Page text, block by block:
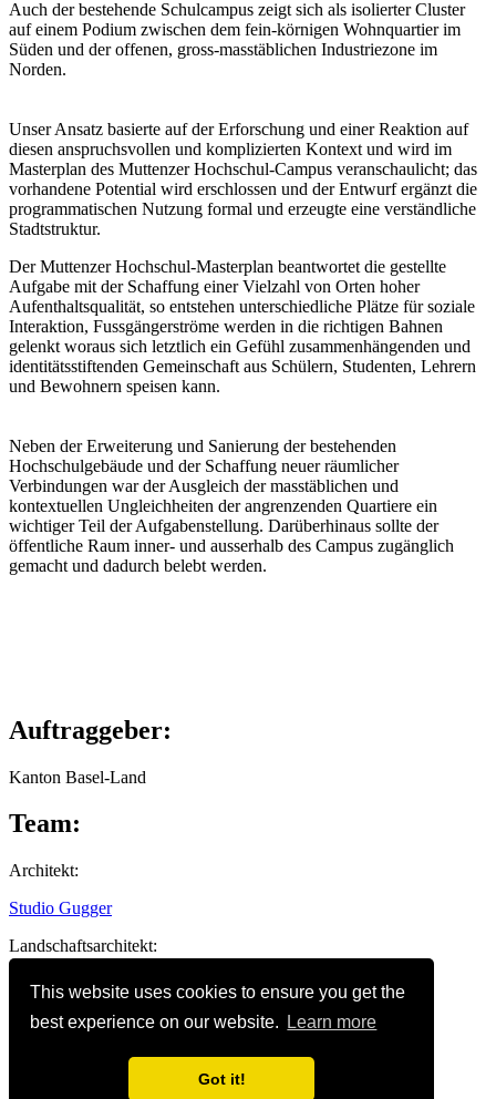
This website uses cookies to ensure you get the
best experience on our website.
Learn more
Got it!
Auch der bestehende Schulcampus zeigt sich als isolierter Cluster
auf einem Podium zwischen dem fein-körnigen Wohnquartier im
Süden und der offenen, gross-masstäblichen Industriezone im
Norden.
Unser Ansatz basierte auf der Erforschung und einer Reaktion auf
diesen anspruchsvollen und komplizierten Kontext und wird im
Masterplan des Muttenzer Hochschul-Campus veranschaulicht; das
vorhandene Potential wird erschlossen und der Entwurf ergänzt die
programmatischen Nutzung formal und erzeugte eine verständliche
Stadtstruktur.
Der Muttenzer Hochschul-Masterplan beantwortet die gestellte
Aufgabe mit der Schaffung einer Vielzahl von Orten hoher
Aufenthaltsqualität, so entstehen unterschiedliche Plätze für soziale
Interaktion, Fussgängerströme werden in die richtigen Bahnen
gelenkt woraus sich letztlich ein Gefühl zusammenhängenden und
identitätsstiftenden Gemeinschaft aus Schülern, Studenten, Lehrern
und Bewohnern speisen kann.
Neben der Erweiterung und Sanierung der bestehenden
Hochschulgebäude und der Schaffung neuer räumlicher
Verbindungen war der Ausgleich der masstäblichen und
kontextuellen Ungleichheiten der angrenzenden Quartiere ein
wichtiger Teil der Aufgabenstellung. Darüberhinaus sollte der
öffentliche Raum inner- und ausserhalb des Campus zugänglich
gemacht und dadurch belebt werden.
Auftraggeber:
Kanton Basel-Land
Team:
Architekt:
Studio Gugger
Landschaftsarchitekt:
Westpol Landscape Architects